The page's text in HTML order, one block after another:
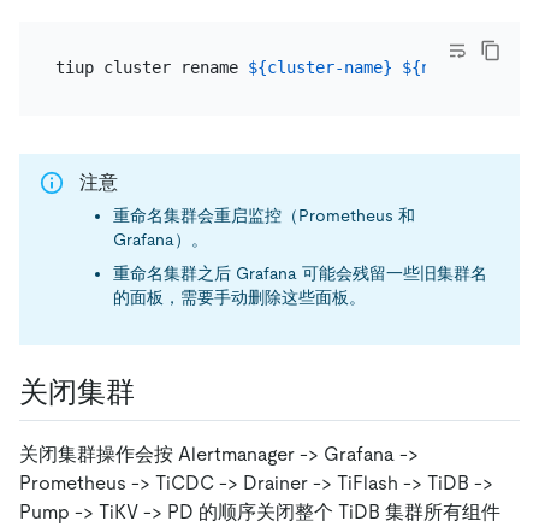
tiup cluster rename ${cluster-name} ${new-name}
注意
重命名集群会重启监控（Prometheus 和
Grafana）。
重命名集群之后 Grafana 可能会残留一些旧集群名
的面板，需要手动删除这些面板。
关闭集群
关闭集群操作会按 Alertmanager -> Grafana ->
Prometheus -> TiCDC -> Drainer -> TiFlash -> TiDB ->
Pump -> TiKV -> PD 的顺序关闭整个 TiDB 集群所有组件